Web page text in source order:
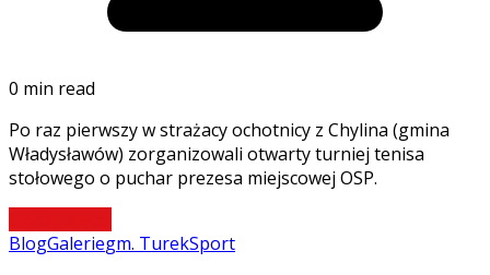
0 min read
Po raz pierwszy w strażacy ochotnicy z Chylina (gmina
Władysławów) zorganizowali otwarty turniej tenisa
stołowego o puchar prezesa miejscowej OSP.
BlogGaleriegm. TurekSport